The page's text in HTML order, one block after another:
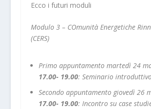
Ecco i futuri moduli
Modulo 3 – COmunità Energetiche
(CERS)
Primo appuntamento martedì 24
17.00- 19.00: Seminario
Secondo appuntamento giovedì 26
17.00- 19.00: Incontro su case